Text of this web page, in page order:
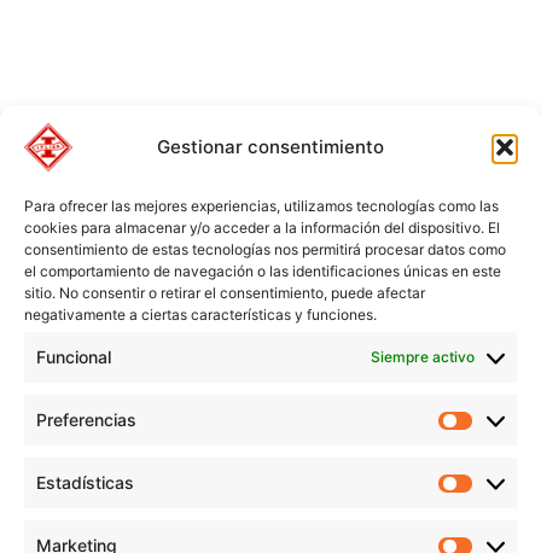
Gestionar consentimiento
Para ofrecer las mejores experiencias, utilizamos tecnologías como las
cookies para almacenar y/o acceder a la información del dispositivo. El
consentimiento de estas tecnologías nos permitirá procesar datos como
el comportamiento de navegación o las identificaciones únicas en este
sitio. No consentir o retirar el consentimiento, puede afectar
negativamente a ciertas características y funciones.
Funcional Siempre activo
Preferencias
Estadísticas
Marketing
derechos reservados |
Política de Privacidad|